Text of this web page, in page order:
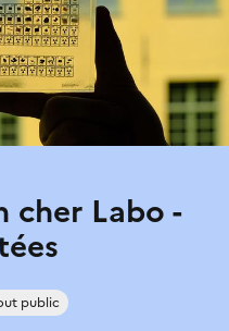
cher Labo -
public